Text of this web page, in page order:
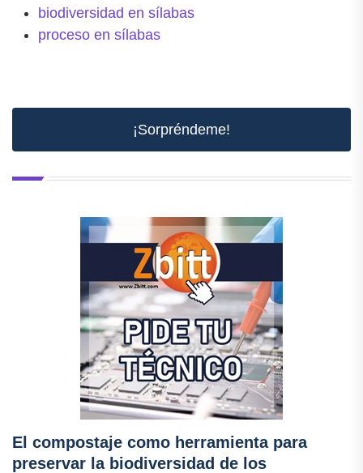
biodiversidad en sílabas
proceso en sílabas
¡Sorpréndeme!
El compostaje como herramienta para
preservar la biodiversidad de los